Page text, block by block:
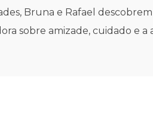
Bruna e Rafael
sobre amizade, cuidado e